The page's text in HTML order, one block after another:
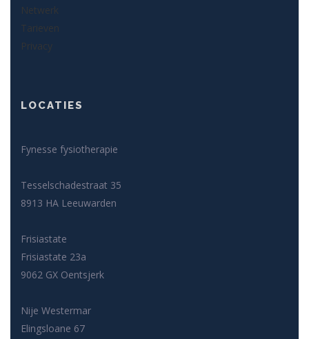
Netwerk
Tarieven
Privacy
LOCATIES
Fynesse fysiotherapie
Tesselschadestraat 35
8913 HA Leeuwarden
Frisiastate
Frisiastate 23a
9062 GX Oentsjerk
Nije Westermar
Elingsloane 67